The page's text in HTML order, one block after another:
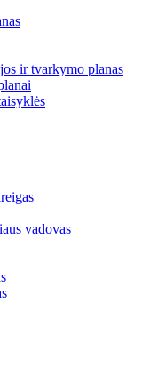
ir tvarkymo planas
vadovas